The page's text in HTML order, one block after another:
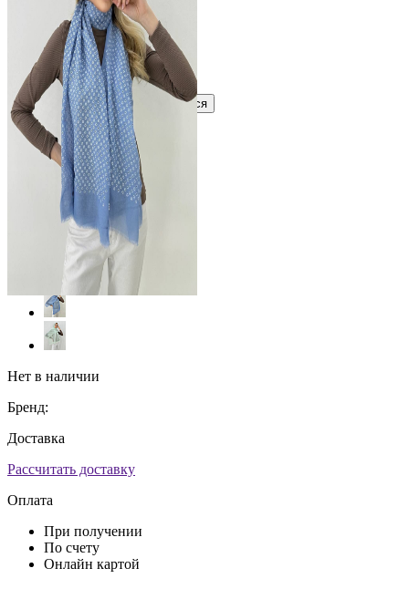
Узнать оптовую цену сейчас
Войти Зарегистрироваться
Оптом
Нет в наличии
Бренд:
Доставка
Рассчитать доставку
Оплата
При получении
По счету
Онлайн картой